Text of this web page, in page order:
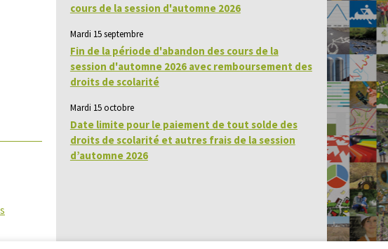
cours de la session d'automne 2026
Mardi 15 septembre
Fin de la période d'abandon des cours de la
session d'automne 2026 avec remboursement des
droits de scolarité
Mardi 15 octobre
Date limite pour le paiement de tout solde des
droits de scolarité et autres frais de la session
d’automne 2026